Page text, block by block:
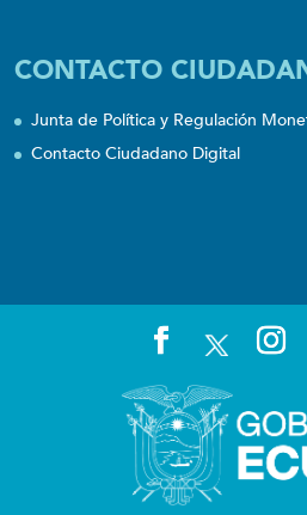
CONTACTO
Junta de Política y Regulación
Contacto Ciudadano Digital